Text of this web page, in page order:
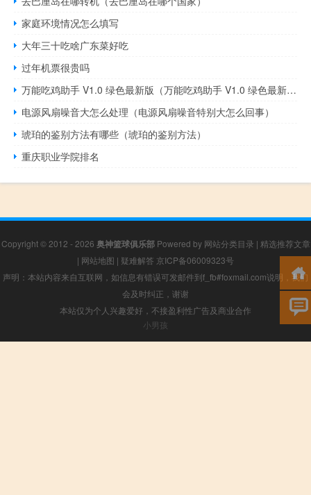
家庭环境情况怎么填写
大年三十吃啥广东菜好吃
过年机票很贵吗
万能吃鸡助手 V1.0 绿色最新版（万能吃鸡助手 V1.0 绿色最新版功能简介）
电源风扇噪音大怎么处理（电源风扇噪音特别大怎么回事）
琥珀的鉴别方法有哪些（琥珀的鉴别方法）
重庆职业学院排名
Copyright © 2012 - 2026 奥神篮球俱乐部Powered by 网站分类目录 | 精选推荐文章
| 网站地图 | 疑难解答 京ICP备06009323号
声明：本站内容来自互联网，如信息有错误可发邮件到f_fb#foxmail.com说明，我们
会及时纠正，谢谢
本站仅为个人兴趣爱好，不接盈利性广告及商业合作
小男孩